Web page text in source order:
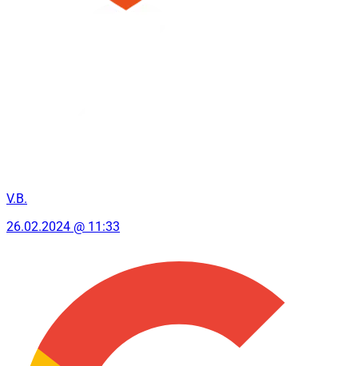
V.B.
26.02.2024 @ 11:33